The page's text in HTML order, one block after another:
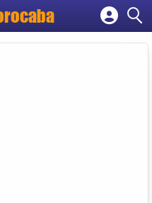
empresa